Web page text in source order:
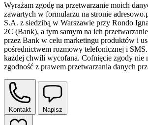
Wyrażam zgodę na przetwarzanie moich
zawartych w formularzu na stronie
S.A. z siedzibą w Warszawie przy Rondo
2C (Bank), a tym samym na ich
przez Bank w celu marketingu produktów i
pośrednictwem rozmowy telefonicznej i
każdej chwili wycofana. Cofnięcie zgody nie
zgodność z prawem przetwarzania danych
Kontakt Napisz